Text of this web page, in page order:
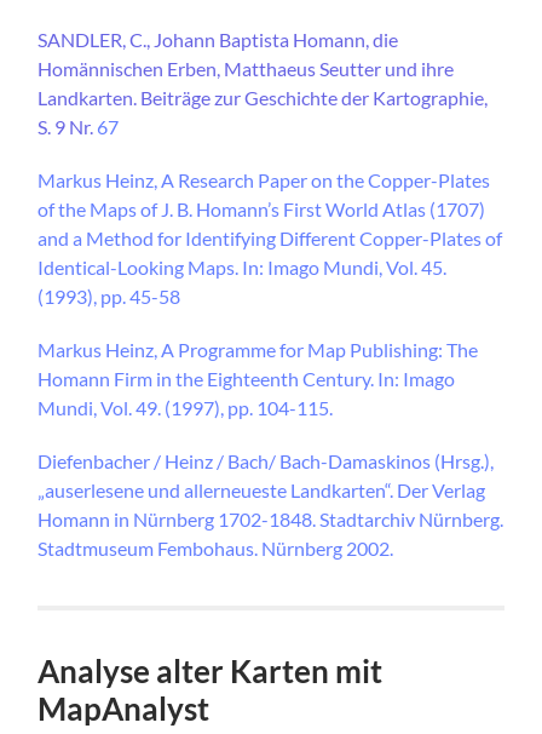
SANDLER, C., Johann Baptista Homann, die
Homännischen Erben, Matthaeus Seutter und ihre
Landkarten. Beiträge zur Geschichte der Kartographie,
S. 9 Nr. 67
Markus Heinz, A Research Paper on the Copper-Plates
of the Maps of J. B. Homann’s First World Atlas (1707)
and a Method for Identifying Different Copper-Plates of
Identical-Looking Maps. In: Imago Mundi, Vol. 45.
(1993), pp. 45-58
Markus Heinz, A Programme for Map Publishing: The
Homann Firm in the Eighteenth Century. In: Imago
Mundi, Vol. 49. (1997), pp. 104-115.
Diefenbacher / Heinz / Bach/ Bach-Damaskinos (Hrsg.),
„auserlesene und allerneueste Landkarten“. Der Verlag
Homann in Nürnberg 1702-1848. Stadtarchiv Nürnberg.
Stadtmuseum Fembohaus. Nürnberg 2002.
Analyse alter Karten mit
MapAnalyst